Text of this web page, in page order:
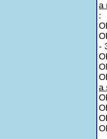
a
:
-
a